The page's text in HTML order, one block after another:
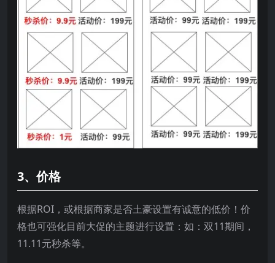
3、价格
根据ROI，或根据商家是否土豪设置有诚意的低价！价
格也可强化目前大促的主题进行设置：如：双11期间，
11.11元秒杀等。